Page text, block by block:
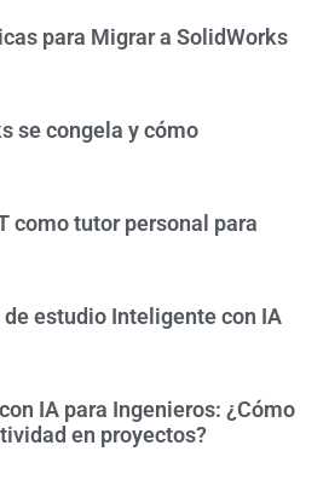
para Migrar a SolidWorks
se congela y cómo
como tutor personal para
estudio Inteligente con IA
IA para Ingenieros: ¿Cómo
en proyectos?